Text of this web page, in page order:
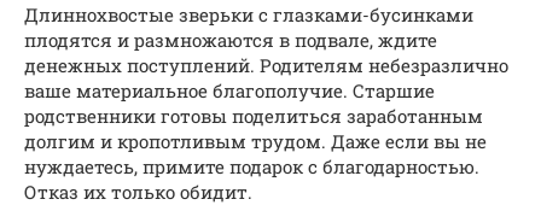
Длиннохвостые зверьки с глазками-бусинками
плодятся и размножаются в подвале, ждите
денежных поступлений. Родителям небезразлично
ваше материальное благополучие. Старшие
родственники готовы поделиться заработанным
долгим и кропотливым трудом. Даже если вы не
нуждаетесь, примите подарок с благодарностью.
Отказ их только обидит.